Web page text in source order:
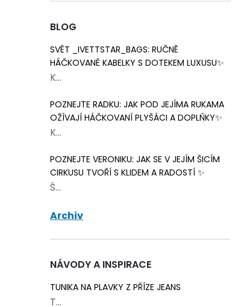
BLOG
SVĚT _IVETTSTAR_BAGS: RUČNĚ
HÁČKOVANÉ KABELKY S DOTEKEM LUXUSU✨
K...
POZNEJTE RADKU: JAK POD JEJÍMA RUKAMA
OŽÍVAJÍ HÁČKOVANÍ PLYŠÁCI A DOPLŇKY✨
K...
POZNEJTE VERONIKU: JAK SE V JEJÍM ŠICÍM
CIRKUSU TVOŘÍ S KLIDEM A RADOSTÍ ✨
Š...
Archiv
NÁVODY A INSPIRACE
TUNIKA NA PLAVKY Z PŘÍZE JEANS
T...
39 mm černý
16 balení
průvlekem 32 mm
staromosaz
24 Kč